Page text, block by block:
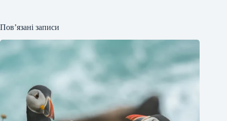
Пов’язані записи